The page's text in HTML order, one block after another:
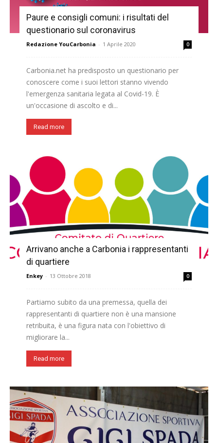
Paure e consigli comuni: i risultati del
questionario sul coronavirus
Redazione YouCarbonia - 1 Aprile 2020 0
Carbonia.net ha predisposto un questionario per
conoscere come i suoi lettori stanno vivendo
l'emergenza sanitaria legata al Covid-19. È
un'occasione di ascolto e di...
Read more
Arrivano anche a Carbonia i rappresentanti
di quartiere
Enkey - 13 Ottobre 2018 0
Partiamo subito da una premessa, quella dei
rappresentanti di quartiere non è una mansione
retribuita, è una figura nata con l'obiettivo di
migliorare la...
Read more